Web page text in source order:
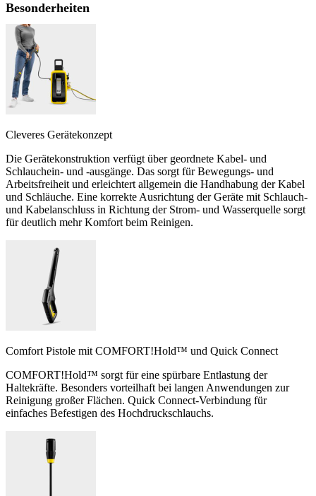
Besonderheiten
Cleveres Gerätekonzept
Die Gerätekonstruktion verfügt über geordnete Kabel- und
Schlauchein- und -ausgänge. Das sorgt für Bewegungs- und
Arbeitsfreiheit und erleichtert allgemein die Handhabung der Kabel
und Schläuche. Eine korrekte Ausrichtung der Geräte mit Schlauch-
und Kabelanschluss in Richtung der Strom- und Wasserquelle sorgt
für deutlich mehr Komfort beim Reinigen.
Comfort Pistole mit COMFORT!Hold™ und Quick Connect
COMFORT!Hold™ sorgt für eine spürbare Entlastung der
Haltekräfte. Besonders vorteilhaft bei langen Anwendungen zur
Reinigung großer Flächen. Quick Connect-Verbindung für
einfaches Befestigen des Hochdruckschlauchs.